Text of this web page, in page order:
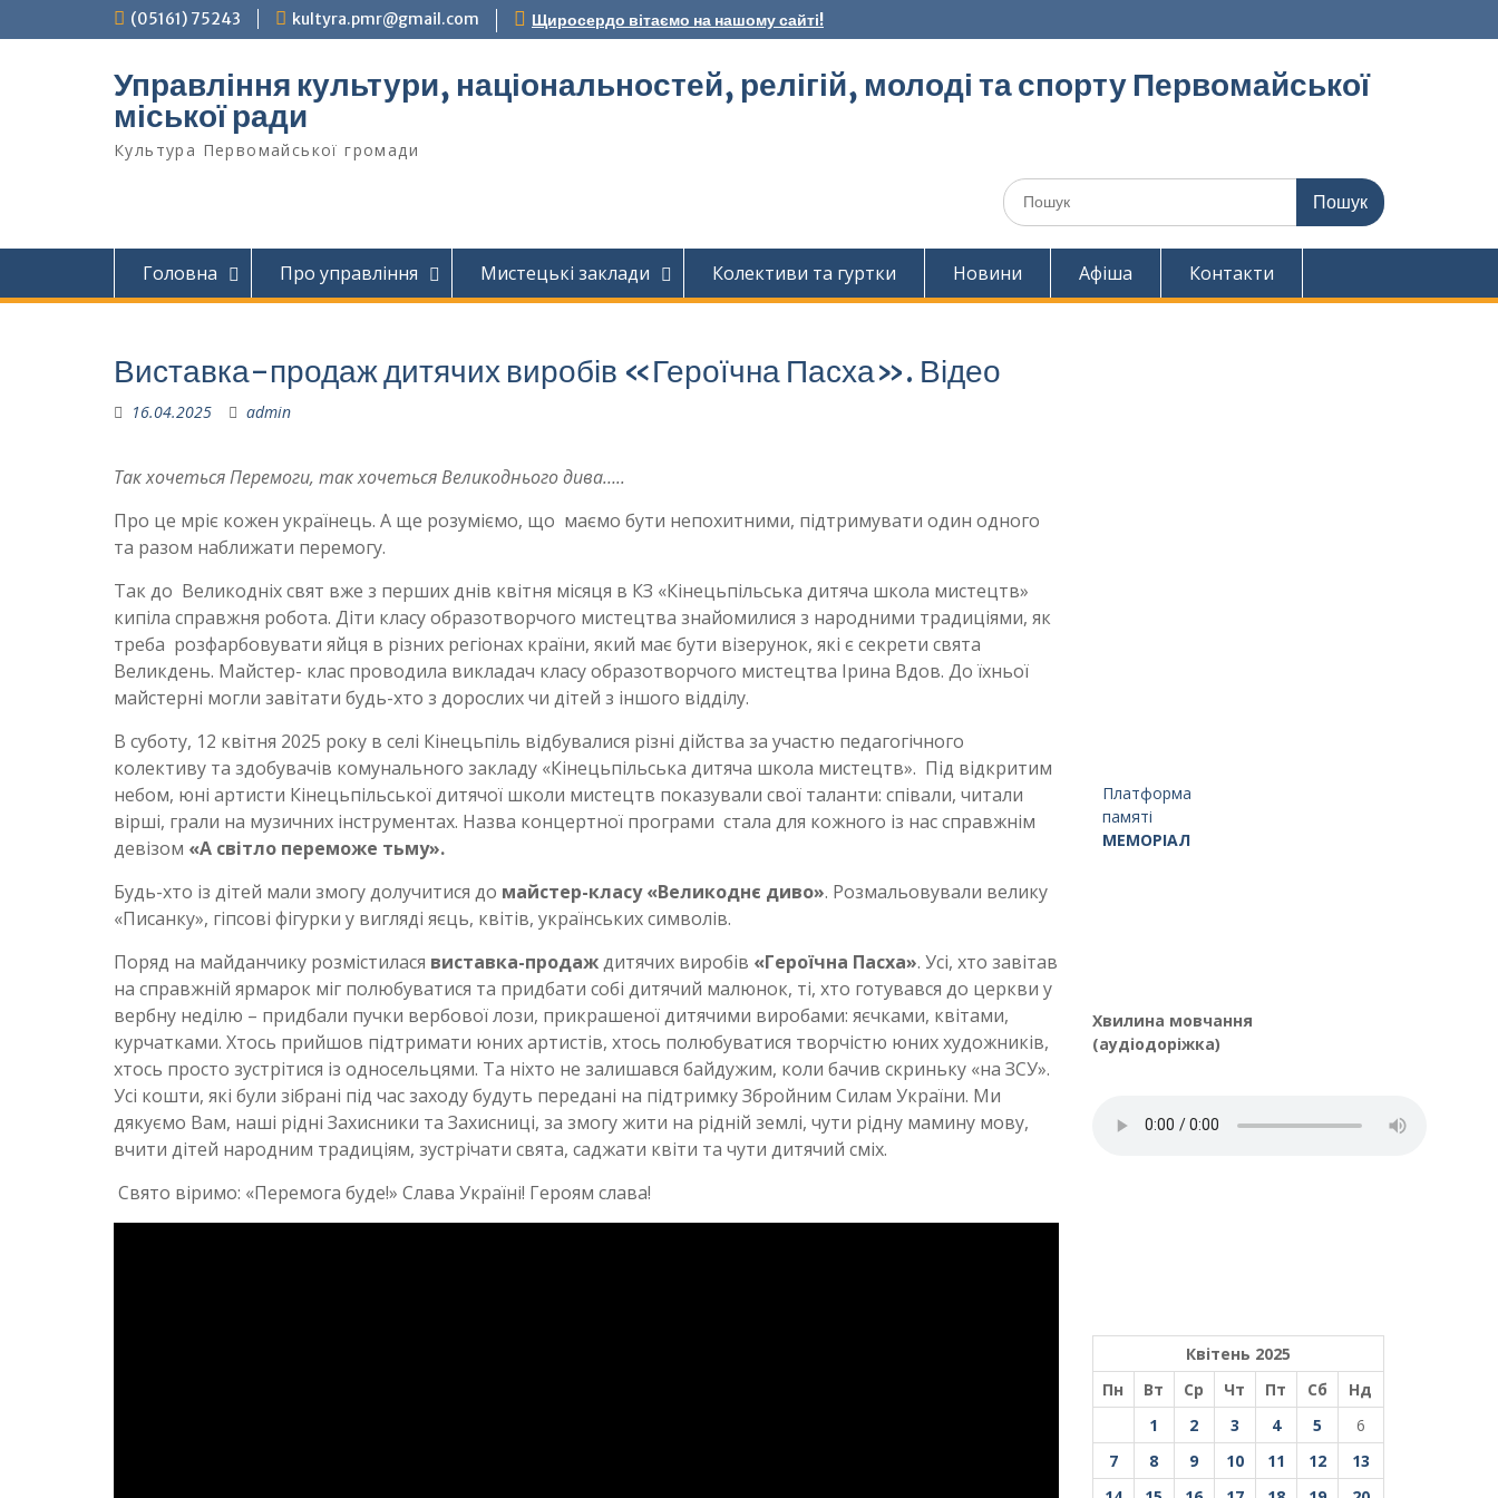
до
(05161) 75243 kultyra.pmr@gmail.com Щиросердо вітаємо на нашому сайті!
Управління культури, національностей, релігій, молоді та спорту Первомайської
міської ради
Культура Первомайcької громади
Шукати:
Головна Про управління Мистецькі заклади Колективи та гуртки Новини Афіша Контакти
Виставка-продаж дитячих виробів «Героїчна Пасха». Відео
16.04.2025 admin
Так хочеться Перемоги, так хочеться Великоднього дива…..
Про це мріє кожен українець. А ще розуміємо, що маємо бути непохитними, підтримувати один одного
та разом наближати перемогу.
Так до Великодніх свят вже з перших днів квітня місяця в КЗ «Кінецьпільська дитяча школа мистецтв»
кипіла справжня робота. Діти класу образотворчого мистецтва знайомилися з народними традиціями, як
треба розфарбовувати яйця в різних регіонах країни, який має бути візерунок, які є секрети свята
Великдень. Майстер- клас проводила викладач класу образотворчого мистецтва Ірина Вдов. До їхньої
майстерні могли завітати будь-хто з дорослих чи дітей з іншого відділу.
В суботу, 12 квітня 2025 року в селі Кінецьпіль відбувалися різні дійства за участю педагогічного
колективу та здобувачів комунального закладу «Кінецьпільська дитяча школа мистецтв». Під відкритим
небом, юні артисти Кінецьпільської дитячої школи мистецтв показували свої таланти: співали, читали
вірші, грали на музичних інструментах. Назва концертної програми стала для кожного із нас справжнім
девізом «А світло переможе тьму».
Будь-хто із дітей мали змогу долучитися до майстер-класу «Великоднє диво». Розмальовували велику
«Писанку», гіпсові фігурки у вигляді яєць, квітів, українських символів.
Поряд на майданчику розмістилася виставка-продаждитячих виробів «Героїчна Пасха». Усі, хто завітав
на справжній ярмарок міг полюбуватися та придбати собі дитячий малюнок, ті, хто готувався до церкви у
вербну неділю – придбали пучки вербової лози, прикрашеної дитячими виробами: яєчками, квітами,
курчатками. Хтось прийшов підтримати юних артистів, хтось полюбуватися творчістю юних художників,
хтось просто зустрітися із односельцями. Та ніхто не залишався байдужим, коли бачив скриньку «на ЗСУ».
Усі кошти, які були зібрані під час заходу будуть передані на підтримку Збройним Силам України. Ми
дякуємо Вам, наші рідні Захисники та Захисниці, за змогу жити на рідній землі, чути рідну мамину мову,
вчити дітей народним традиціям, зустрічати свята, саджати квіти та чути дитячий сміх.
Свято віримо: «Перемога буде!» Слава Україні! Героям слава!
Платформа
памяті
МЕМОРІАЛ
Хвилина мовчання
(аудіодоріжка)
Квітень 2025
Пн
Вт Ср Чт Пт Сб
Нд
1
2 3 4 5
6
7
8 9 10 11 12
13